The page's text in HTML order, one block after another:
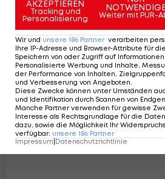
AKZEPTIEREN
Tracking und
Personalisierung
Weiter mit PUR-
Wir und unsere 186 Partner verarbeiten
Ihre IP-Adresse und Browser-Attribute für
Speichern von oder Zugriff auf
Personalisierte Werbung und Inhalte,
der Performance von Inhalten,
und Verbesserung von Angeboten.
Diese Zwecke können unter Umständen
und Identifikation durch Scannen von
Manche Partner verwenden für gewisse
Interesse als Rechtsgrundlage für die
dazu, sowie die Möglichkeit Ihr
verfügbar: unsere 186 Partner
Impressum Datenschutzrichtlinie